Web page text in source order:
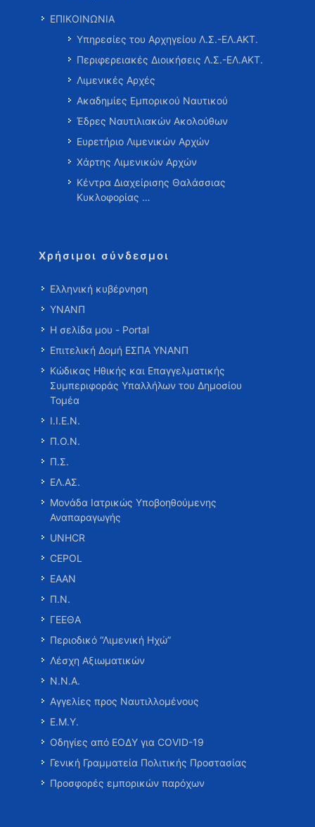
ΕΠΙΚΟΙΝΩΝΙΑ
Υπηρεσίες του Αρχηγείου Λ.Σ.-ΕΛ.ΑΚΤ.
Περιφερειακές Διοικήσεις Λ.Σ.-ΕΛ.ΑΚΤ.
Λιμενικές Αρχές
Ακαδημίες Εμπορικού Ναυτικού
Έδρες Ναυτιλιακών Ακολούθων
Ευρετήριο Λιμενικών Αρχών
Χάρτης Λιμενικών Αρχών
Κέντρα Διαχείρισης Θαλάσσιας
Κυκλοφορίας …
Χρήσιμοι σύνδεσμοι
Ελληνική κυβέρνηση
ΥΝΑΝΠ
Η σελίδα μου - Portal
Επιτελική Δομή ΕΣΠΑ ΥΝΑΝΠ
Κώδικας Ηθικής και Επαγγελματικής
Συμπεριφοράς Υπαλλήλων του Δημοσίου
Τομέα
Ι.Ι.Ε.Ν.
Π.Ο.Ν.
Π.Σ.
ΕΛ.ΑΣ.
Μονάδα Ιατρικώς Υποβοηθούμενης
Αναπαραγωγής
UNHCR
CEPOL
ΕΑΑΝ
Π.Ν.
ΓΕΕΘΑ
Περιοδικό “Λιμενική Ηχώ”
Λέσχη Αξιωματικών
Ν.Ν.Α.
Αγγελίες προς Ναυτιλλομένους
Ε.Μ.Υ.
Οδηγίες από ΕΟΔΥ για COVID-19
Γενική Γραμματεία Πολιτικής Προστασίας
Προσφορές εμπορικών παρόχων